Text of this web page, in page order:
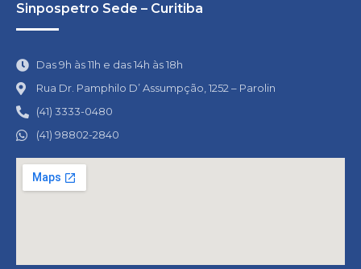
Sinpospetro Sede – Curitiba
Das 9h às 11h e das 14h às 18h
Rua Dr. Pamphilo D’ Assumpção, 1252 – Parolin
(41) 3333-0480
(41) 98802-2840